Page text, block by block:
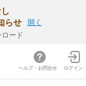
らせ
ード
開く
ヘルプ・お問合せ ログイン